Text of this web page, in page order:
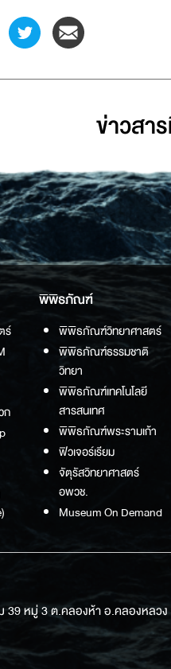
ข่าวสา
ร์
ก
พิพิธภัณฑ์
พิพิธภัณฑ์วิทยาศาสตร์
พิพิธภัณฑ์ธรรมชาติ
วิทยา
พิพิธภัณฑ์เทคโนโลยี
สารสนเทศ
พิพิธภัณฑ์พระรามเก้า
ฟิวเจอร์เรียม
จัตุรัสวิทยาศาสตร์
อพวช.
Museum On Demand
39 หมู่ 3 ต.คลองห้า อ.คลองหลว